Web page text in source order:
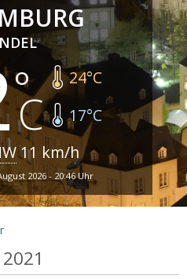
24°C
17°C
11 km/h
2026 - 20:46 Uhr